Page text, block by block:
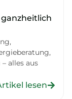
alles aus
lesen